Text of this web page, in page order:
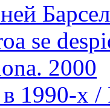
se
2000
1990-х /